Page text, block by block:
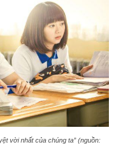
vời nhất của chúng ta” (nguồn: